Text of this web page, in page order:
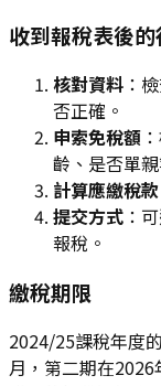
收到報稅表後的
核對資料 ：
否正確。
申索免稅額
齡、是否單親
計算應繳稅款
提交方式 ：
報稅。
繳稅期限
2024/25課稅年度
月，第二期在